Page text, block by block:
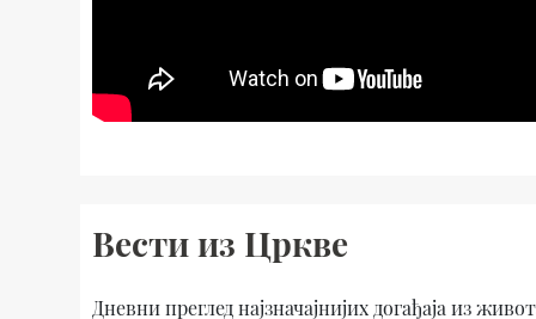
Вести из Цркве
Дневни преглед најзначајнијих догађаја из